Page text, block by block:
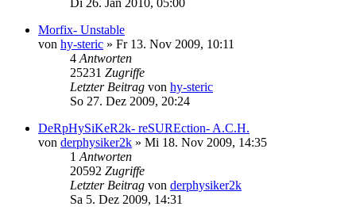
Morfix- Unstable
von hy-steric » Fr 13. Nov 2009, 10:11
4 Antworten
25231 Zugriffe
Letzter Beitrag von hy-steric
So 27. Dez 2009, 20:24
DeRpHySiKeR2k- reSUREction- A.C.H.
von derphysiker2k » Mi 18. Nov 2009, 14:35
1 Antworten
20592 Zugriffe
Letzter Beitrag von derphysiker2k
Sa 5. Dez 2009, 14:31